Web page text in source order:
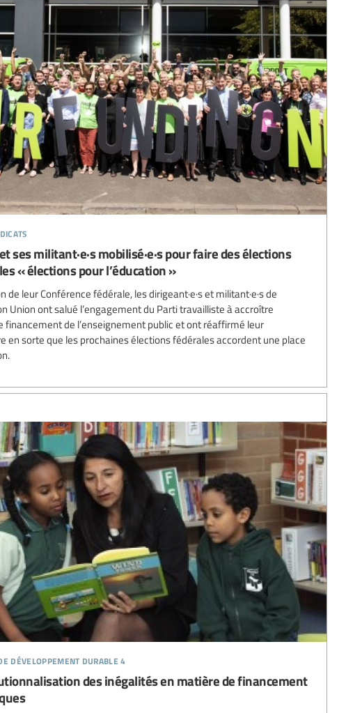
ses militant·e·s mobilisé·e·s pour faire des élections
« élections pour l’éducation »
de leur Conférence fédérale, les dirigeant·e·s et militant·e·s de
Union ont salué l’engagement du Parti travailliste à accroître
financement de l’enseignement public et ont réaffirmé leur
en sorte que les prochaines élections fédérales accordent une place
développement durable 4
des inégalités en matière de financement